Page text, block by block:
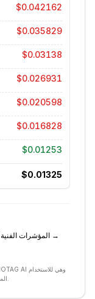
$0.042162
$0.035829
$0.03138
$0.026931
$0.020598
$0.016828
$0.01253
$0.01325
المؤشرات الفنية →